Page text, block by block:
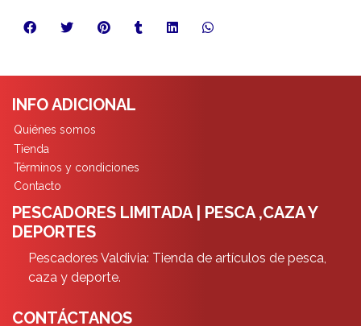
INFO ADICIONAL
Quiénes somos
Tienda
Términos y condiciones
Contacto
PESCADORES LIMITADA | PESCA ,CAZA Y
DEPORTES
Pescadores Valdivia: Tienda de artículos de pesca,
caza y deporte.
CONTÁCTANOS